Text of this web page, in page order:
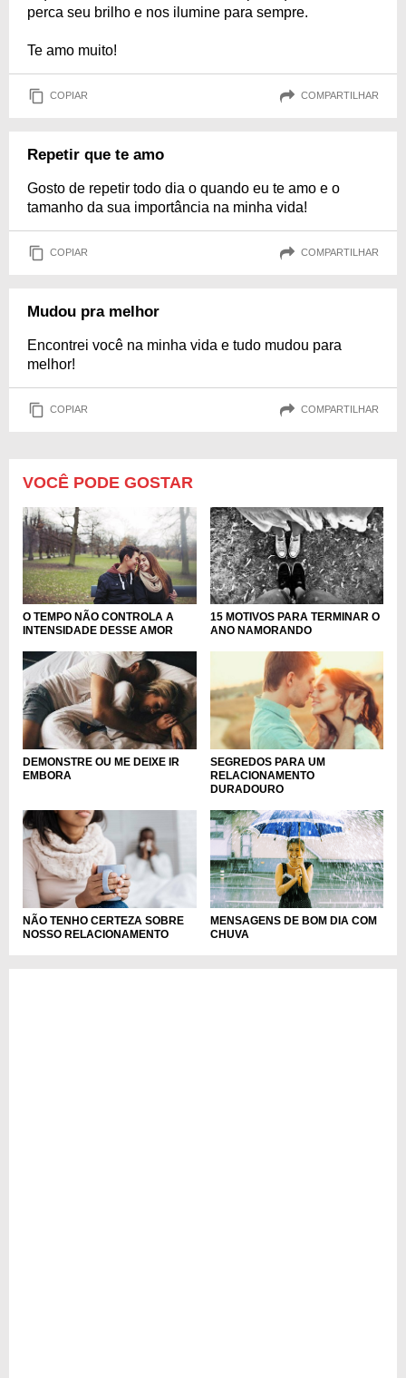
perca seu brilho e nos ilumine para sempre.
Te amo muito!
COPIAR COMPARTILHAR
Repetir que te amo
Gosto de repetir todo dia o quando eu te amo e o
tamanho da sua importância na minha vida!
COPIAR COMPARTILHAR
Mudou pra melhor
Encontrei você na minha vida e tudo mudou para
melhor!
COPIAR COMPARTILHAR
VOCÊ PODE GOSTAR
O TEMPO NÃO CONTROLA A
INTENSIDADE DESSE AMOR
15 MOTIVOS PARA TERMINAR O
ANO NAMORANDO
DEMONSTRE OU ME DEIXE IR
EMBORA
SEGREDOS PARA UM
RELACIONAMENTO
DURADOURO
NÃO TENHO CERTEZA SOBRE
NOSSO RELACIONAMENTO
MENSAGENS DE BOM DIA COM
CHUVA